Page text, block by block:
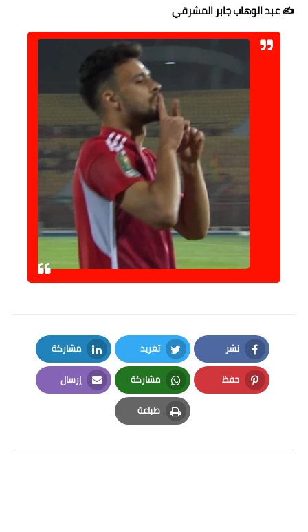
✍️ عبد الوهاب جابر المشرقي
نشر
Facebook
تغريد
Twitter
مشاركة
LinkedIn
حفظ
Pinterest
مشاركة
Whatsapp
إرسال
Email
طباعة
Print